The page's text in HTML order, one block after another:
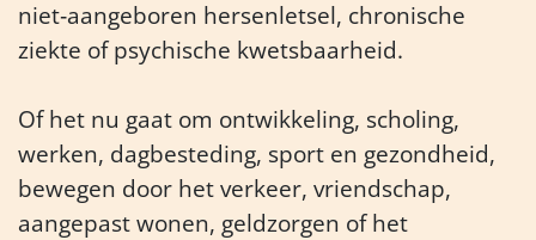
niet‑aangeboren hersenletsel, chronische
ziekte of psychische kwetsbaarheid.
Of het nu gaat om ontwikkeling, scholing,
werken, dagbesteding, sport en gezondheid,
bewegen door het verkeer, vriendschap,
aangepast wonen, geldzorgen of het